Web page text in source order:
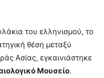
του ελληνισμού, το
θέση μεταξύ
Ασίας, εγκαινιάστηκε
Μουσείο.